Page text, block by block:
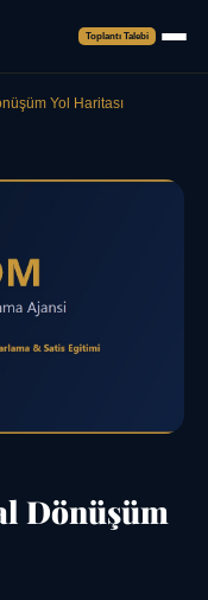
Toplantı Talebi
Yol Haritası
Dönüşüm